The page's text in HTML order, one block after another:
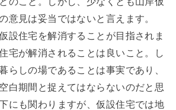
意見は妥当ではないと言えます。
設住宅を解消することが目指されま
宅が解消されることは良いこと。し
らしの場であることは事実であり、
白期間と捉えてはならないのだと思
にも関わりますが、仮設住宅では地